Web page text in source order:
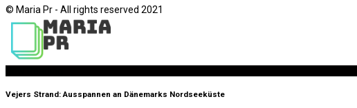
© Maria Pr - All rights reserved 2021
Vejers Strand: Ausspannen an Dänemarks Nordseeküste